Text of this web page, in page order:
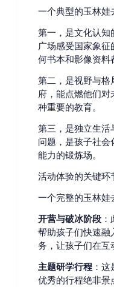
一个典型的玉林娃
第一，是文化认知
广场感受国家象
何书本和影像资料
第二，是视野与格
府，能点燃他们对
种重要的教育。
第三，是独立生活
问题，是孩子社
能力的锻炼场。
活动体验的关键环
一个完整的玉林娃
开营与破冰阶段：
帮助孩子们快速融
务，让孩子们在互
主题研学行程：这
优秀的行程绝非景